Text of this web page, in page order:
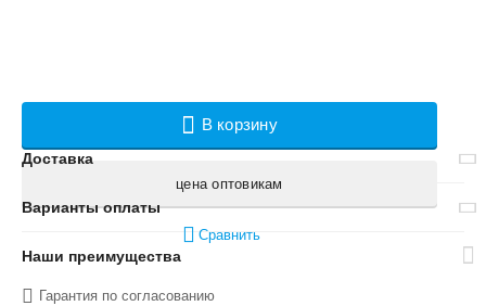
В корзину
цена оптовикам
Сравнить
Доставка
Варианты оплаты
Наши преимущества
Гарантия по согласованию